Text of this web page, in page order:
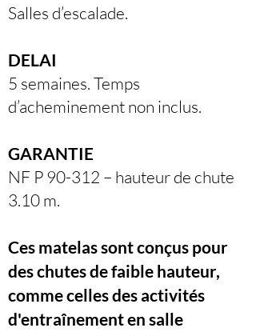
Salles d’escalade.
DELAI
5 semaines. Temps
d’acheminement non inclus.
GARANTIE
NF P 90-312 – hauteur de chute
3.10 m.
Ces matelas sont conçus pour
des chutes de faible hauteur,
comme celles des activités
d'entraînement en salle